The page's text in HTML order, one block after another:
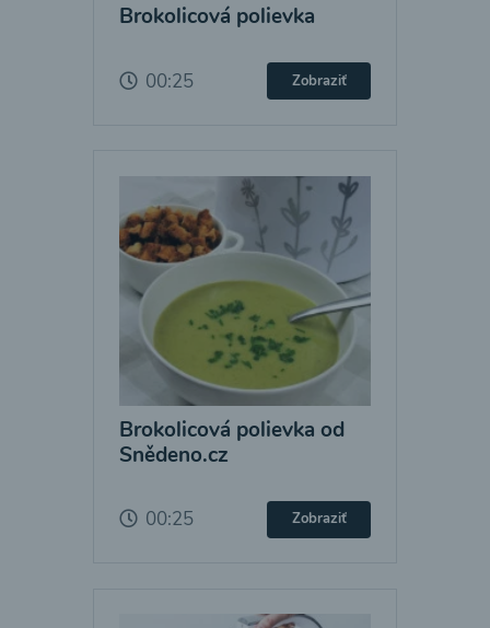
Brokolicová polievka
00:25 Zobraziť
Brokolicová polievka od
Snědeno.cz
00:25 Zobraziť